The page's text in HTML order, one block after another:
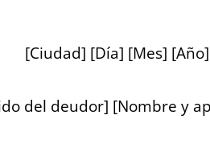
[Ciudad] [Día] [Mes] [Año]
del deudor] [Nombre y